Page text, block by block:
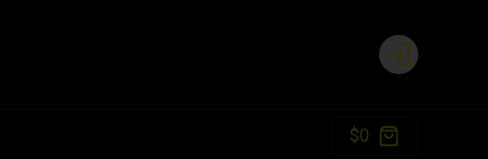
Login
$0